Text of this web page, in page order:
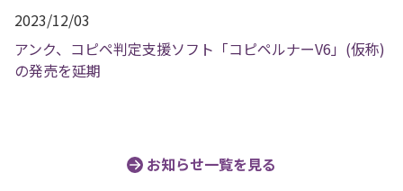
2023/12/03
アンク、コピペ判定支援ソフト「コピペルナーV6」(仮称)
の発売を延期
お知らせ一覧を見る